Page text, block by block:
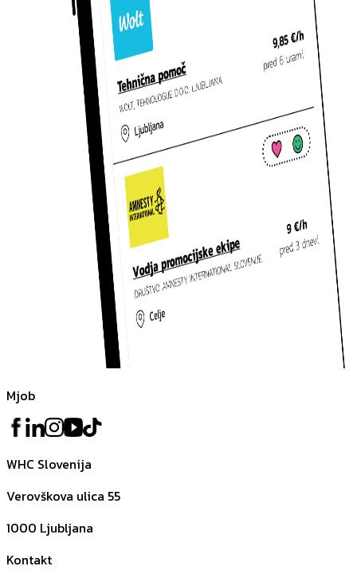
Mjob
WHC Slovenija
Verovškova ulica 55
1000 Ljubljana
Kontakt